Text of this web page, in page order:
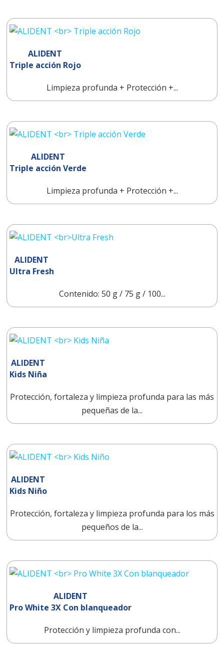
ALIDENT
Triple acción Rojo
Limpieza profunda + Protección +...
ALIDENT
Triple acción Verde
Limpieza profunda + Protección +...
ALIDENT
Ultra Fresh
Contenido: 50 g / 75 g / 100...
ALIDENT
Kids Niña
Protección, fortaleza y limpieza profunda para las más
pequeñas de la...
ALIDENT
Kids Niño
Protección, fortaleza y limpieza profunda para los más
pequeños de la...
ALIDENT
Pro White 3X Con blanqueador
Protección y limpieza profunda con...